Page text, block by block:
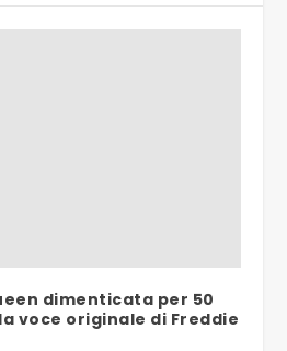
dimenticata per 50
voce originale di Freddie